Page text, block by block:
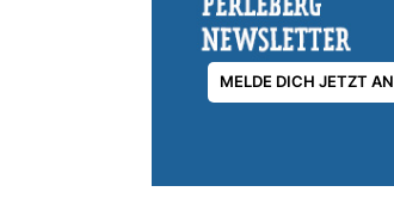
MELDE DICH JETZT AN